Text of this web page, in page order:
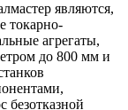
являются,
токарно-
агрегаты,
до 800 мм и